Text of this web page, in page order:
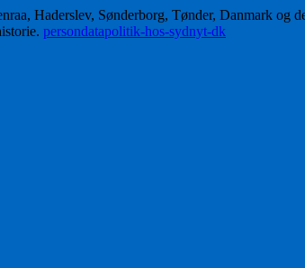
Haderslev, Sønderborg, Tønder, Danmark og
persondatapolitik-hos-sydnyt-dk